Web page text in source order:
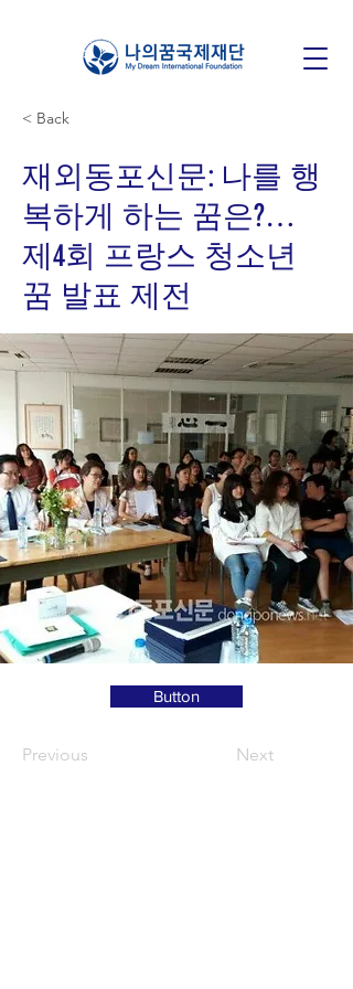
< Back
재외동포신문: 나를 행
복하게 하는 꿈은?…
제4회 프랑스 청소년
꿈 발표 제전
Button
Previous Next